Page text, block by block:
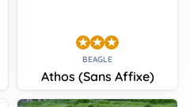
BEAGLE
Athos (Sans Affixe)